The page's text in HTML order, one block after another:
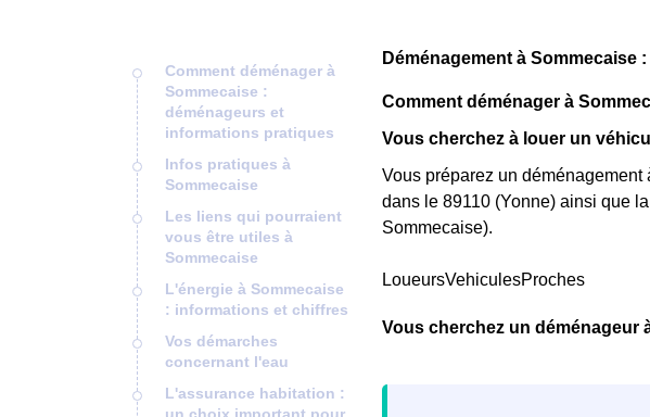
Comment déménager à
Sommecaise :
déménageurs et
informations pratiques
Infos pratiques à
Sommecaise
Les liens qui pourraient
vous être utiles à
Sommecaise
L'énergie à Sommecaise
: informations et chiffres
Vos démarches
concernant l'eau
L'assurance habitation :
Déménagement à Sommecaise
Comment déménager à
Vous cherchez à louer un
Vous préparez un
dans le 89110 (Yonne) ainsi que
Sommecaise).
LoueursVehiculesProches
Vous cherchez un déménageur